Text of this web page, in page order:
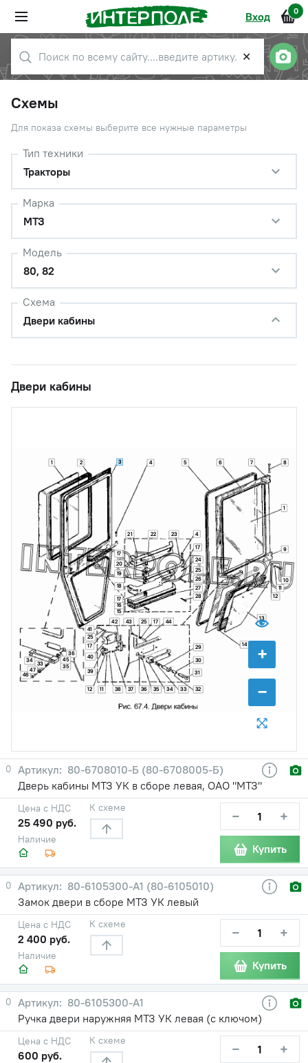
Вход 0
✕
Схемы
Для показа схемы выберите все нужные параметры
Тип техники
Тракторы
Марка
МТЗ
Модель
80, 82
Схема
Двери кабины
Двери кабины
+
−
1
1 2 3 4
4
5 6 7 8
9
10
11
11
12
12
13
14
15
16
17
17
17
17
17
18
19
20
21 22 23
24
25
25
25
26
27
28
29
30
31
32
33
33
34
34
35
35
36
36
37
38
39
40
41
42 43 44
45
46
47
0
80-6708010-Б (80-6708005-Б)
Дверь кабины МТЗ УК в сборе левая, ОАО "МТЗ"
Наличие
Цена с НДС
25 490 руб.
К схеме − +
Купить
0
80-6105300-А1 (80-6105010)
Замок двери в сборе МТЗ УК левый
Наличие
Цена с НДС
2 400 руб.
К схеме − +
Купить
0
80-6105300-А1
Ручка двери наружняя МТЗ УК левая (с ключом)
Цена с НДС
600 руб.
К схеме − +